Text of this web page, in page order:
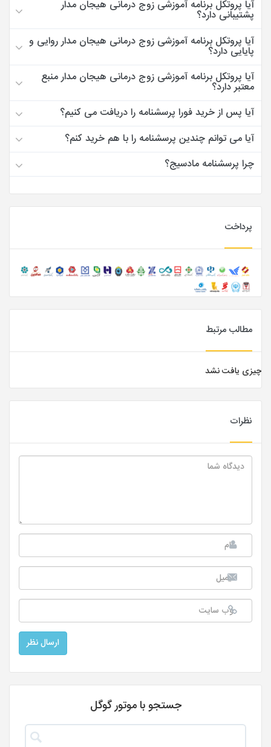
آیا پروتکل برنامه آموزشی زوج درمانی هیجان مدار
پشتیبانی دارد؟
آیا پروتکل برنامه آموزشی زوج درمانی هیجان مدار روایی و
پایایی دارد؟
آیا پروتکل برنامه آموزشی زوج درمانی هیجان مدار منبع
معتبر دارد؟
آیا پس از خرید فورا پرسشنامه را دریافت می کنیم؟
آیا می توانم چندین پرسشنامه را با هم خرید کنم؟
چرا پرسشنامه مادسیج؟
پرداخت
مطالب مرتبط
چیزی یافت نشد
نظرات
جستجو با موتور گوگل